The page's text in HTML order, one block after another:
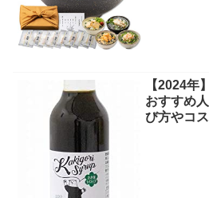
【2024年
おすすめ
び方やコ